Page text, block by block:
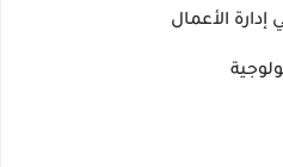
إدارة الأعمال